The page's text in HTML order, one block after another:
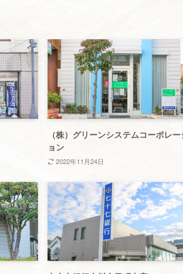
（株）グリーンシステムコーポレー
ョン
2022年11月24日